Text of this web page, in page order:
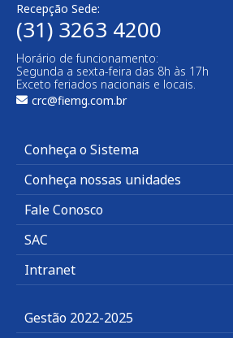
Recepção Sede:
(31) 3263 4200
Horário de funcionamento:
Segunda a sexta-feira das 8h às 17h
Exceto feriados nacionais e locais.
crc@fiemg.com.br
Conheça o Sistema
Conheça nossas unidades
Fale Conosco
SAC
Intranet
Gestão 2022-2025